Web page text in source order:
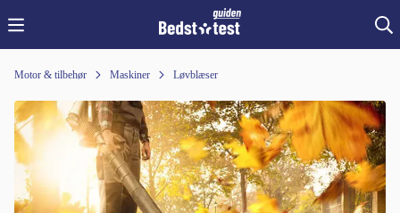
Motor & tilbehør Maskiner Løvblæser